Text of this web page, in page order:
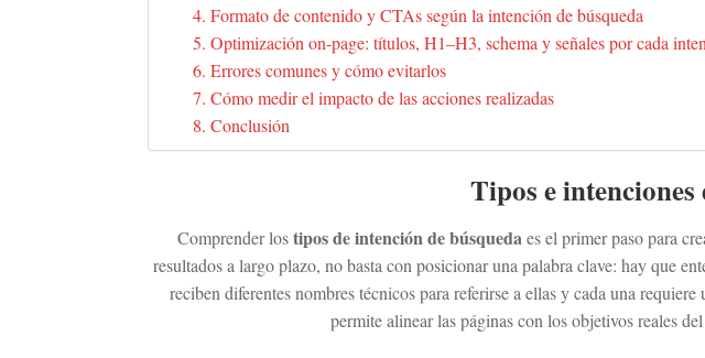
Formato de contenido y CTAs según la intención de búsqueda
Optimización on-page: títulos, H1–H3, schema y señales por cada
Errores comunes y cómo evitarlos
Cómo medir el impacto de las acciones realizadas
Conclusión
Tipos eintenciones
Comprender lostipos de intención de búsqueda es el primer paso para
resultados a largo plazo, no basta con posicionar una palabra clave: hay que
reciben diferentes nombres técnicos para referirse a ellas y cada una
permite alinear las páginas con los objetivos reales